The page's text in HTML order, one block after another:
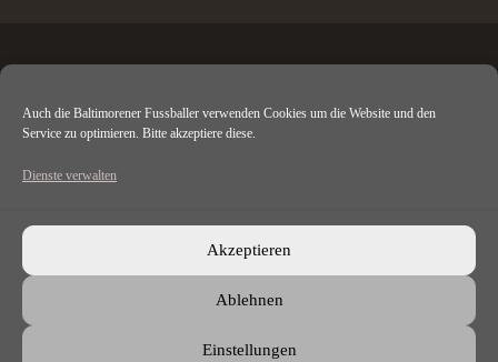
Auch die Baltimorener Fussballer verwenden Cookies um die Website und den
Service zu optimieren. Bitte akzeptiere diese.
Dienste verwalten
Akzeptieren
Ablehnen
Einstellungen
TSV Baltmannsweiler e. V.
Impressum